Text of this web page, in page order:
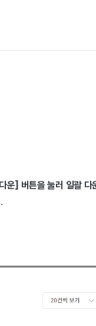
운] 버튼을 눌러 일괄 다